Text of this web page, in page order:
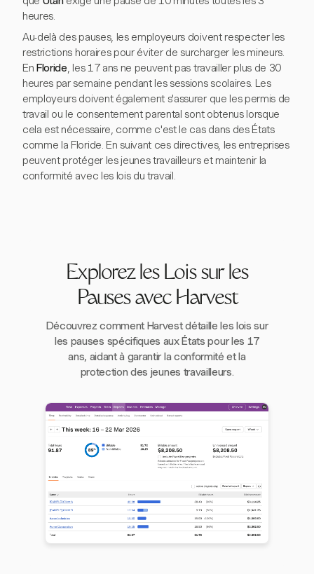
heures.
Au-delà des pauses, les employeurs doivent respecter les
restrictions horaires pour éviter de surcharger les mineurs.
EnFloride, les 17 ans ne peuvent pas travailler plus de 30
heures par semaine pendant les sessions scolaires. Les
employeurs doivent également s'assurer que les permis de
travail ou le consentement parental sont obtenus lorsque
cela est nécessaire, comme c'est le cas dans des États
comme la Floride. En suivant ces directives, les entreprises
peuvent protéger les jeunes travailleurs et maintenir la
conformité avec les lois du travail.
Explorez les Lois sur les
Pauses avec Harvest
Découvrez comment Harvest détaille les lois sur
les pauses spécifiques aux États pour les 17
ans, aidant à garantir la conformité et la
protection des jeunes travailleurs.